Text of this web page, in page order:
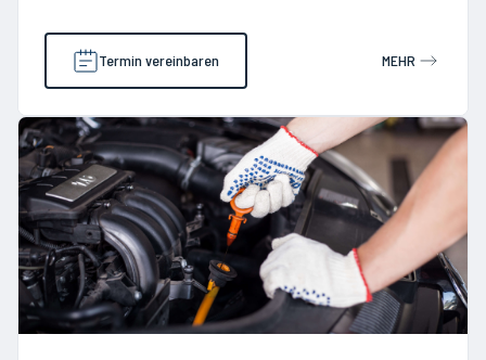
Termin vereinbaren MEHR